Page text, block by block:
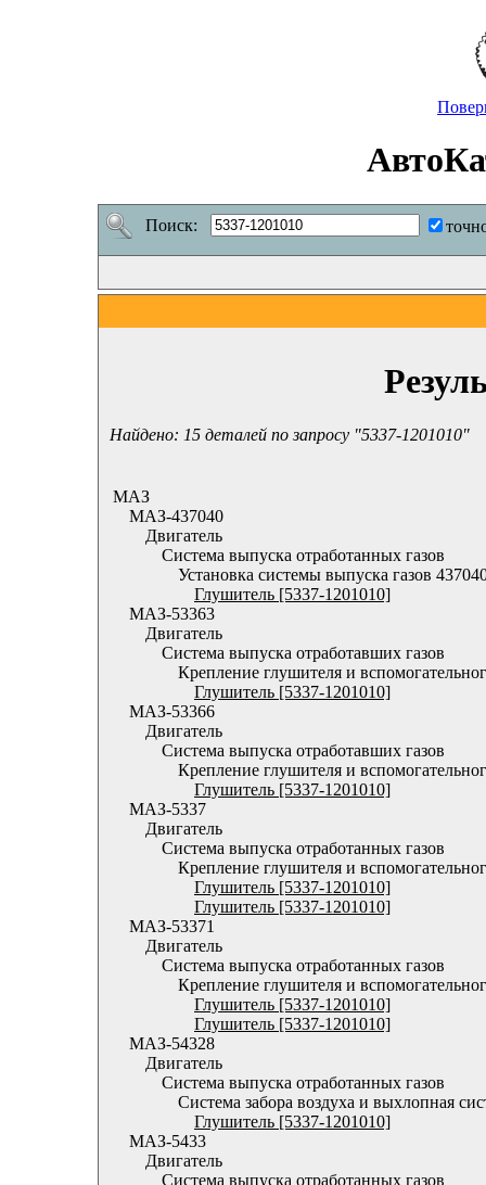
Поиск:
Найдено: 15 деталей по запросу "5337-1201010"
МАЗ
МАЗ-437040
Двигатель
Система выпуска отработанных газов
Установка системы выпуска газов
Глушитель [5337-1201010]
МАЗ-53363
Двигатель
Система выпуска отработавших газов
Крепление глушителя и
Глушитель [5337-1201010]
МАЗ-53366
Двигатель
Система выпуска отработавших газов
Крепление глушителя и
Глушитель [5337-1201010]
МАЗ-5337
Двигатель
Система выпуска отработанных газов
Крепление глушителя и
Глушитель [5337-1201010]
Глушитель [5337-1201010]
МАЗ-53371
Двигатель
Система выпуска отработанных газов
Крепление глушителя и
Глушитель [5337-1201010]
Глушитель [5337-1201010]
МАЗ-54328
Двигатель
Система выпуска отработанных газов
Система забора воздуха и выхлопная
Глушитель [5337-1201010]
МАЗ-5433
Двигатель
Система выпуска отработанных газов